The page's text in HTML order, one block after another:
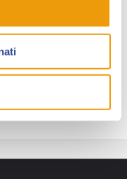
Boselli (grazie ad
Editore
collabora tutt’ora
speciali.